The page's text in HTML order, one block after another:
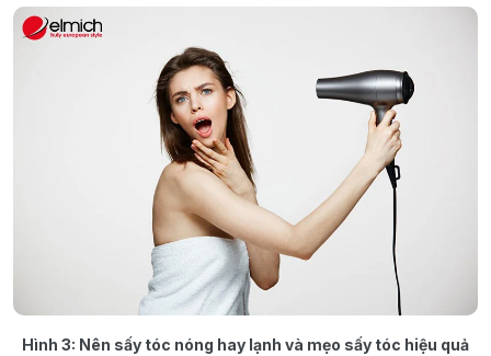
Hình 3: Nên sấy tóc nóng hay lạnh và mẹo sấy tóc hiệu quả